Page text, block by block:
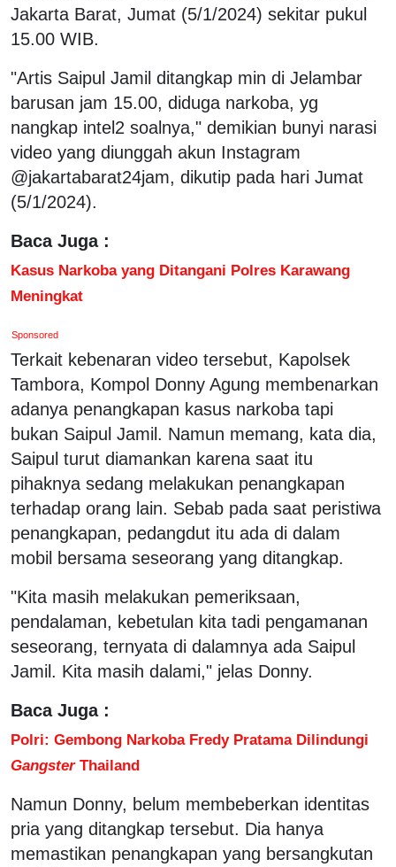
Jakarta Barat, Jumat (5/1/2024) sekitar pukul
15.00 WIB.
"Artis Saipul Jamil ditangkap min di Jelambar
barusan jam 15.00, diduga narkoba, yg
nangkap intel2 soalnya," demikian bunyi narasi
video yang diunggah akun Instagram
@jakartabarat24jam, dikutip pada hari Jumat
(5/1/2024).
Baca Juga :
Kasus Narkoba yang Ditangani Polres Karawang
Meningkat
Sponsored
Terkait kebenaran video tersebut, Kapolsek
Tambora, Kompol Donny Agung membenarkan
adanya penangkapan kasus narkoba tapi
bukan Saipul Jamil. Namun memang, kata dia,
Saipul turut diamankan karena saat itu
pihaknya sedang melakukan penangkapan
terhadap orang lain. Sebab pada saat peristiwa
penangkapan, pedangdut itu ada di dalam
mobil bersama seseorang yang ditangkap.
"Kita masih melakukan pemeriksaan,
pendalaman, kebetulan kita tadi pengamanan
seseorang, ternyata di dalamnya ada Saipul
Jamil. Kita masih dalami," jelas Donny.
Baca Juga :
Polri: Gembong Narkoba Fredy Pratama Dilindungi
GangsterThailand
Namun Donny, belum membeberkan identitas
pria yang ditangkap tersebut. Dia hanya
memastikan penangkapan yang bersangkutan